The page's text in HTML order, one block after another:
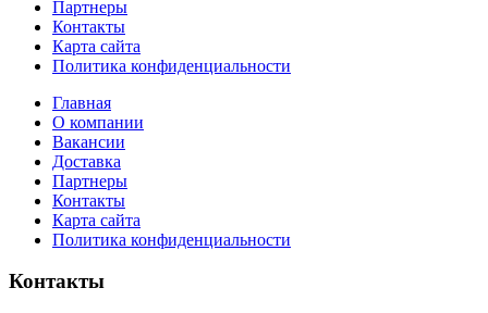
Партнеры
Контакты
Карта сайта
Политика конфиденциальности
Главная
О компании
Вакансии
Доставка
Партнеры
Контакты
Карта сайта
Политика конфиденциальности
Контакты